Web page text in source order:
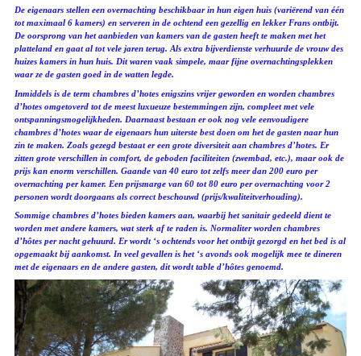
De eigenaars stellen een overnachting beschikbaar in hun eigen huis (variërend van één
tot maximaal 6 kamers) en serveren in de ochtend een gezellig en lekker Frans ontbijt.
De oorsprong van het aanbieden van kamers van de gasten heeft te maken met het
platteland en gaat al tot vele jaren terug. Als extra bijverdienste verhuurde de vrouw des
huizes kamers in hun huis. Dit waren vaak simpele, maar fijne overnachtingsplekken
waar ze de gasten goed in de watten legde.
Inmiddels is de term chambres d’hotes enigszins vrijer geworden en worden chambres
d’hotes omgetoverd tot de meest luxueuze bestemmingen zijn, compleet met vele
ontspanningsmogelijkheden. Daarnaast bestaan er ook nog vele eenvoudigere
chambres d’hotes waar de eigenaars hun uiterste best doen om het de gasten naar hun
zin te maken. Zoals gezegd bestaat er een grote diversiteit aan chambres d’hotes. Er
zitten grote verschillen in comfort, de geboden faciliteiten (zwembad, etc.), maar ook de
prijs kan enorm verschillen. Gaande van 40 euro tot zelfs meer dan 200 euro per
overnachting per kamer. Een prijsmarge van 60 tot 80 euro per overnachting voor 2
personen wordt doorgaans als correct beschouwd (prijs/kwaliteitverhouding).
Sommige chambres d’hotes bieden kamers aan, waarbij het sanitair gedeeld dient te
worden met andere kamers, wat sterk af te raden is. Normaliter worden chambres
d’hôtes per nacht gehuurd. Er wordt ‘s ochtends voor het ontbijt gezorgd en het bed is al
opgemaakt bij aankomst. In veel gevallen is het ‘s avonds ook mogelijk mee te dineren
met de eigenaars en de andere gasten, dit wordt table d’hôtes genoemd.